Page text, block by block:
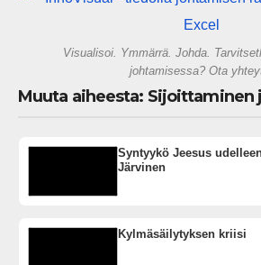
Visualisoi. Ymmärrä. Johda.
johtamisessa? Ota
Muuta aiheesta: Sijoittaminen
Syntyykö Jeesus
Järvinen
Kylmäsäilytyksen kriisi